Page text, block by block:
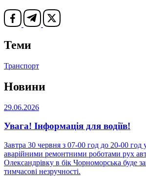
Теми
Транспорт
Новини
29.06.2026
Увага! Інформація для водіїв!
Завтра 30 червня з 07-00 год до 20-00 год
аварійними ремонтними роботами рух
Олександрівку в бік Чорноморська буде
тимчасові незручності.